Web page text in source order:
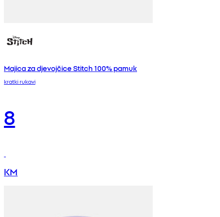
Majica za djevojčice Stitch 100% pamuk
kratki rukavi
8
KM